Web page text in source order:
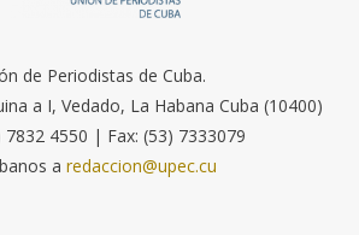
de Periodistas de Cuba.
a I, Vedado, La Habana Cuba (10400)
7832 4550 | Fax: (53) 7333079
a redaccion@upec.cu